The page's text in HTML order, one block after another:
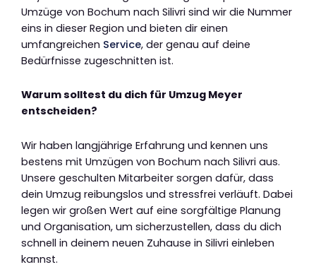
Umzüge von Bochum nach Silivri sind wir die Nummer
eins in dieser Region und bieten dir einen
umfangreichen Service, der genau auf deine
Bedürfnisse zugeschnitten ist.
Warum solltest du dich für Umzug Meyer
entscheiden?
Wir haben langjährige Erfahrung und kennen uns
bestens mit Umzügen von Bochum nach Silivri aus.
Unsere geschulten Mitarbeiter sorgen dafür, dass
dein Umzug reibungslos und stressfrei verläuft. Dabei
legen wir großen Wert auf eine sorgfältige Planung
und Organisation, um sicherzustellen, dass du dich
schnell in deinem neuen Zuhause in Silivri einleben
kannst.